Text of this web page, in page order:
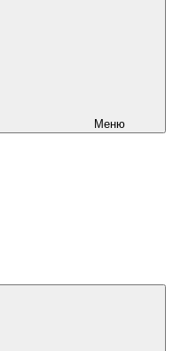
Меню